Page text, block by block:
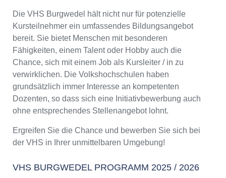
Die VHS Burgwedel hält nicht nur für potenzielle
Kursteilnehmer ein umfassendes Bildungsangebot
bereit. Sie bietet Menschen mit besonderen
Fähigkeiten, einem Talent oder Hobby auch die
Chance, sich mit einem Job als Kursleiter / in zu
verwirklichen. Die Volkshochschulen haben
grundsätzlich immer Interesse an kompetenten
Dozenten, so dass sich eine Initiativbewerbung auch
ohne entsprechendes Stellenangebot lohnt.
Ergreifen Sie die Chance und bewerben Sie sich bei
der VHS in Ihrer unmittelbaren Umgebung!
VHS BURGWEDEL PROGRAMM 2025 / 2026